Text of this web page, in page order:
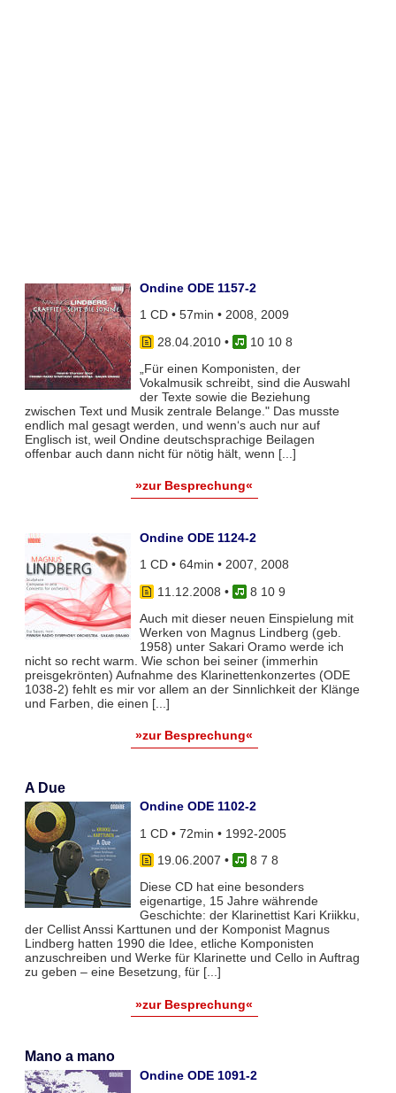
Ondine ODE 1157-2
1 CD • 57min • 2008, 2009
28.04.2010•
10 10 8
„Für einen Komponisten, der
Vokalmusik schreibt, sind die Auswahl
der Texte sowie die Beziehung
zwischen Text und Musik zentrale Belange." Das musste
endlich mal gesagt werden, und wenn‘s auch nur auf
Englisch ist, weil Ondine deutschsprachige Beilagen
offenbar auch dann nicht für nötig hält, wenn [...]
»zur Besprechung«
Ondine ODE 1124-2
1 CD • 64min • 2007, 2008
11.12.2008 •
8 10 9
Auch mit dieser neuen Einspielung mit
Werken von Magnus Lindberg (geb.
1958) unter Sakari Oramo werde ich
nicht so recht warm. Wie schon bei seiner (immerhin
preisgekrönten) Aufnahme des Klarinettenkonzertes (ODE
1038-2) fehlt es mir vor allem an der Sinnlichkeit der Klänge
und Farben, die einen [...]
»zur Besprechung«
A Due
Ondine ODE 1102-2
1 CD • 72min • 1992-2005
19.06.2007 •
8 7 8
Diese CD hat eine besonders
eigenartige, 15 Jahre währende
Geschichte: der Klarinettist Kari Kriikku,
der Cellist Anssi Karttunen und der Komponist Magnus
Lindberg hatten 1990 die Idee, etliche Komponisten
anzuschreiben und Werke für Klarinette und Cello in Auftrag
zu geben – eine Besetzung, für [...]
»zur Besprechung«
Mano a mano
Ondine ODE 1091-2